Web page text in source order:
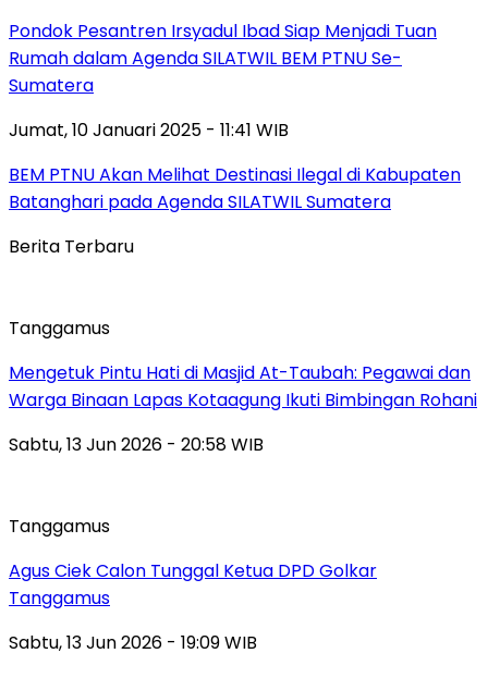
Pondok Pesantren Irsyadul Ibad Siap Menjadi Tuan
Rumah dalam Agenda SILATWIL BEM PTNU Se-
Sumatera
Jumat, 10 Januari 2025 - 11:41 WIB
BEM PTNU Akan Melihat Destinasi Ilegal di Kabupaten
Batanghari pada Agenda SILATWIL Sumatera
Berita Terbaru
Tanggamus
Mengetuk Pintu Hati di Masjid At-Taubah: Pegawai dan
Warga Binaan Lapas Kotaagung Ikuti Bimbingan Rohani
Sabtu, 13 Jun 2026 - 20:58 WIB
Tanggamus
Agus Ciek Calon Tunggal Ketua DPD Golkar
Tanggamus
Sabtu, 13 Jun 2026 - 19:09 WIB